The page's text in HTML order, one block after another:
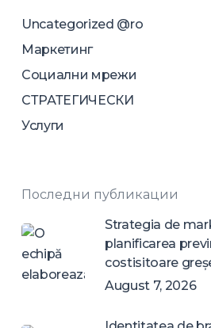
Uncategorized @ro
Маркетинг
Социални мрежи
СТРАТЕГИЧЕСКИ
Услуги
Последни публикации
Strategia de
planificarea
costisitoare
August 7, 2026